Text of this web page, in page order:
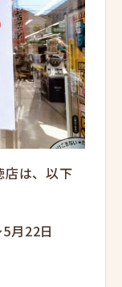
店は、以下
月22日